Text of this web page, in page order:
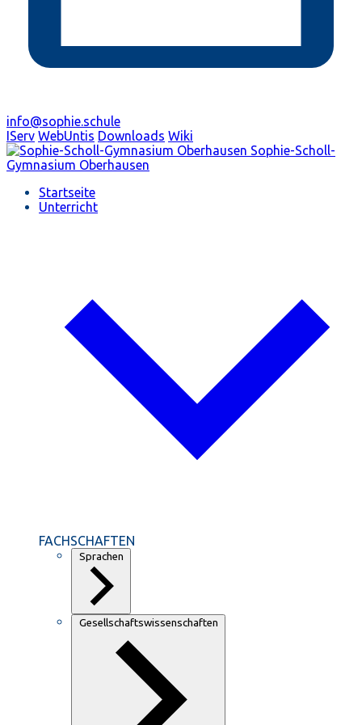
info@sophie.schule
IServ WebUntis Downloads Wiki
Sophie-Scholl-
Gymnasium Oberhausen
Startseite
Unterricht
FACHSCHAFTEN
Sprachen
Gesellschaftswissenschaften